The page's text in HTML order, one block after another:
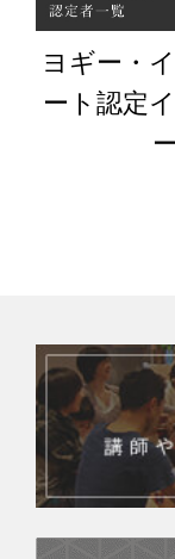
ヨギー・
ート認定